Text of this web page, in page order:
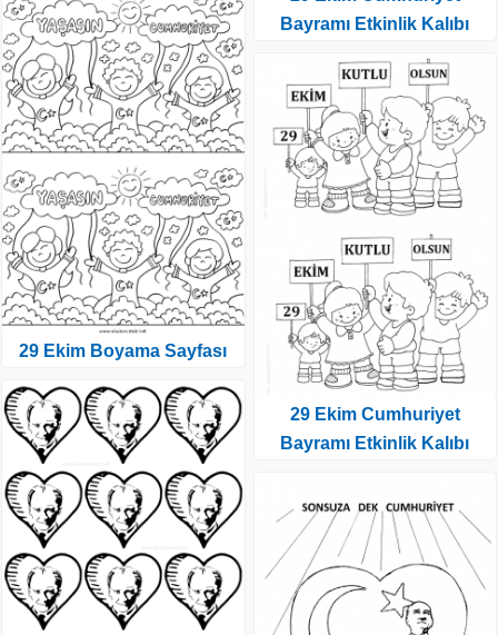
29 Ekim Boyama Sayfası
Bayramı Etkinlik Kalıbı
29 Ekim Cumhuriyet
Bayramı Etkinlik Kalıbı